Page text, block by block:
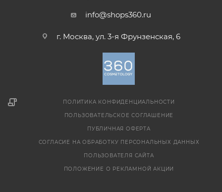
info@shops360.ru
г. Москва, ул. 3-я Фрунзенская, 6
ПОЛИТИКА КОНФИДЕНЦИАЛЬНОСТИ
ПОЛЬЗОВАТЕЛЬСКОЕ СОГЛАШЕНИЕ
ПУБЛИЧНАЯ ОФЕРТА
СОГЛАСИЕ НА ОБРАБОТКУ ПЕРСОНАЛЬНЫХ ДАННЫХ
ПОЛЬЗОВАТЕЛЯ САЙТА
ПОЛОЖЕНИЕ О РЕКЛАМНОЙ АКЦИИ